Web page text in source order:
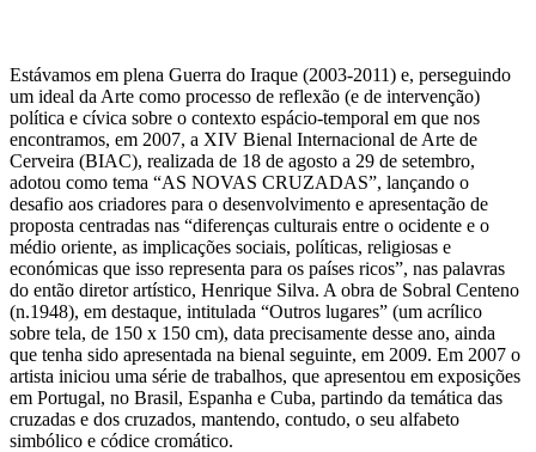
Estávamos em plena Guerra do Iraque (2003-2011) e, perseguindo
um ideal da Arte como processo de reflexão (e de intervenção)
política e cívica sobre o contexto espácio-temporal em que nos
encontramos, em 2007, a XIV Bienal Internacional de Arte de
Cerveira (BIAC), realizada de 18 de agosto a 29 de setembro,
adotou como tema “AS NOVAS CRUZADAS”, lançando o
desafio aos criadores para o desenvolvimento e apresentação de
proposta centradas nas “diferenças culturais entre o ocidente e o
médio oriente, as implicações sociais, políticas, religiosas e
económicas que isso representa para os países ricos”, nas palavras
do então diretor artístico, Henrique Silva. A obra de Sobral Centeno
(n.1948), em destaque, intitulada “Outros lugares” (um acrílico
sobre tela, de 150 x 150 cm), data precisamente desse ano, ainda
que tenha sido apresentada na bienal seguinte, em 2009. Em 2007 o
artista iniciou uma série de trabalhos, que apresentou em exposições
em Portugal, no Brasil, Espanha e Cuba, partindo da temática das
cruzadas e dos cruzados, mantendo, contudo, o seu alfabeto
simbólico e códice cromático.